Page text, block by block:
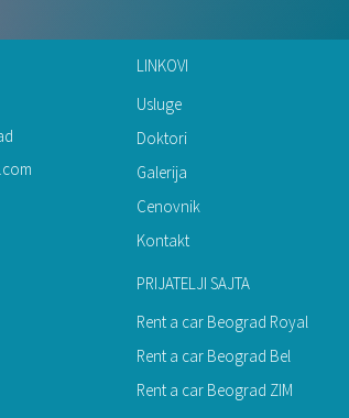
LINKOVI
Usluge
Doktori
Galerija
Cenovnik
Kontakt
PRIJATELJI SAJTA
Rent a car Beograd Royal
Rent a car Beograd Bel
Rent a car Beograd ZIM